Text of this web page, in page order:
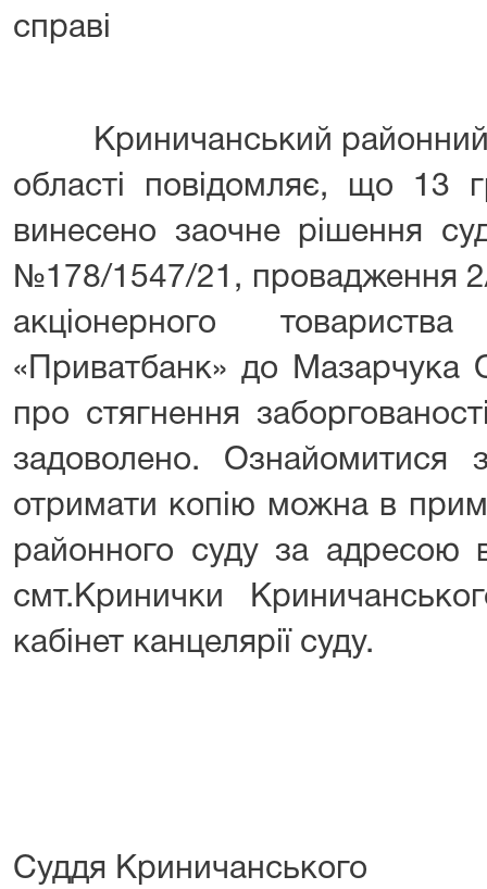
справі
Криничанський районний
області повідомляє, що 13
винесено заочне рішення
№178/1547/21, провадження
акціонерного
«Приватбанк» до Мазарчука
про стягнення
задоволено. Ознайомитися
отримати копію можна в
районного суду за адресою
смт.Кринички
кабінет канцелярії суду.
Суддя Криничанського